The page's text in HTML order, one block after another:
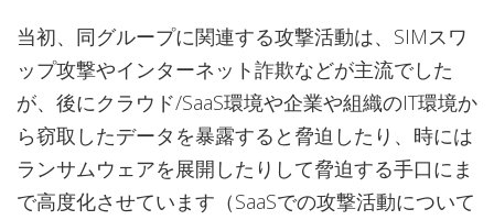
当初、同グループに関連する攻撃活動は、SIMスワ
ップ攻撃やインターネット詐欺などが主流でした
が、後にクラウド/SaaS環境や企業や組織のIT環境か
ら窃取したデータを暴露すると脅迫したり、時には
ランサムウェアを展開したりして脅迫する手口にま
で高度化させています（SaaSでの攻撃活動について